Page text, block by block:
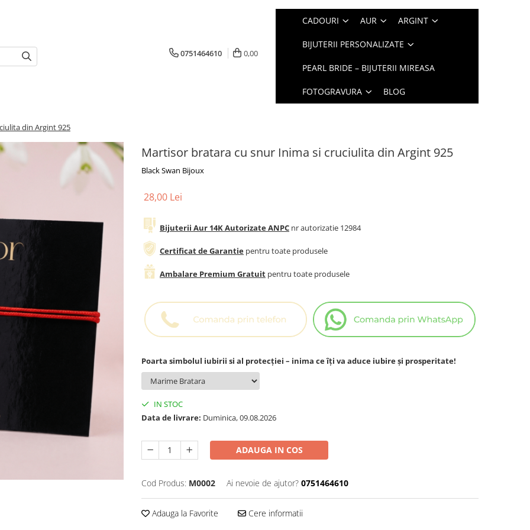
0751464610 0,00
CADOURI AUR ARGINT
BIJUTERII PERSONALIZATE
PEARL BRIDE – BIJUTERII MIREASA
FOTOGRAVURA BLOG
din Argint 925
Martisor bratara cu snur Inima si cruciulita din Argint 925
Black Swan Bijoux
28,00 Lei
Bijuterii Aur 14K Autorizate ANPC nr autorizatie 12984
Certificat de Garantie pentru toate produsele
Ambalare Premium Gratuit pentru toate produsele
Poarta simbolul iubirii si al protecției – inima ce îți va aduce iubire și prosperitate!
IN STOC
Data de livrare: Duminica, 09.08.2026
ADAUGA IN COS
Cod Produs: M0002 Ai nevoie de ajutor? 0751464610
Adauga la Favorite Cere informatii